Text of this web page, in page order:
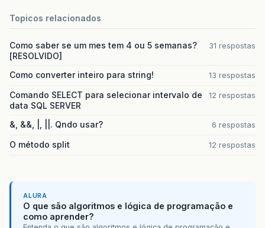
Topicos relacionados
Como saber se um mes tem 4 ou 5 semanas?
[RESOLVIDO]
31 respostas
Como converter inteiro para string! 13 respostas
Comando SELECT para selecionar intervalo de
data SQL SERVER
12 respostas
&, &&, |, ||. Qndo usar? 6 respostas
O método split 12 respostas
ALURA
O que são algoritmos e lógica de programação e
como aprender?